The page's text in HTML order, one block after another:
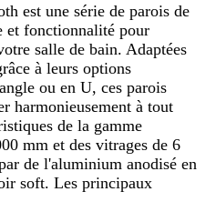
est une série de parois de
et fonctionnalité pour
salle de bain. Adaptées
à leurs options
ou en U, ces parois
harmonieusement à tout
de la gamme
mm et des vitrages de 6
de l'aluminium anodisé en
soft. Les principaux